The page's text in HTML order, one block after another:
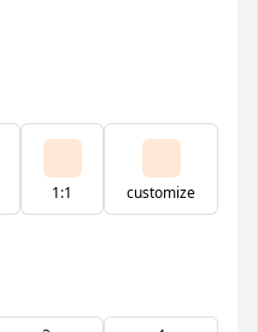
1:1 customize